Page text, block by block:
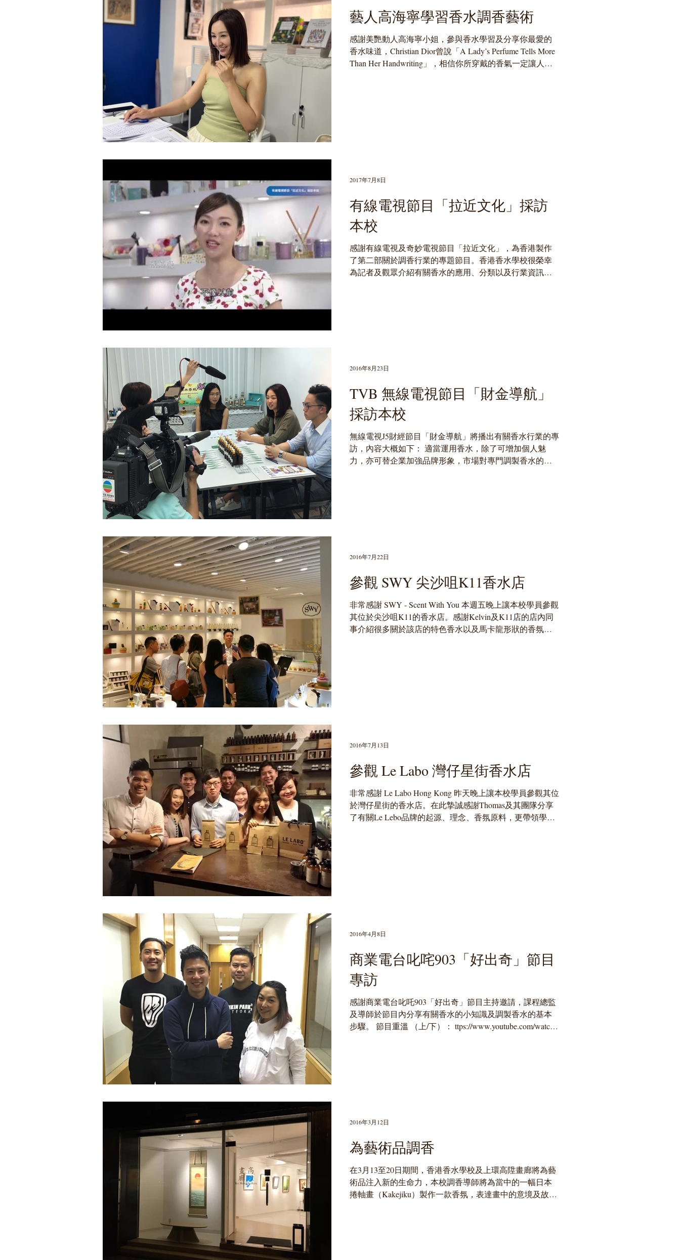
藝人高海寧學習香水調香藝術
感謝美艷動人高海寧小姐，參與香水學習及分享你最愛的
香水味道，Christian Dior曾說「A Lady’s Perfume Tells More
Than Her Handwriting」，相信你所穿戴的香氣一定讓人感
有線電視節目「拉近文化」採訪
本校
感謝有線電視及奇妙電視節目「拉近文化」，為香港製作
了第二部關於調香行業的專題節目。香港香水學校很榮幸
為記者及觀眾介紹有關香水的應用、分類以及行業資訊，
2017年7月8日
TVB 無線電視節目「財金導航」
採訪本校
無線電視J5財經節目「財金導航」將播出有關香水行業的專
訪，內容大概如下： 適當運用香水，除了可增加個人魅
力，亦可替企業加強品牌形象，市場對專門調製香水的調
2016年8月23日
參觀 SWY 尖沙咀K11香水店
非常感謝 SWY - Scent With You 本週五晚上讓本校學員參觀
其位於尖沙咀K11的香水店。感謝Kelvin及K11店的店內同
事介紹很多關於該店的特色香水以及馬卡龍形狀的香氛蠟
2016年7月22日
參觀 Le Labo 灣仔星街香水店
非常感謝 Le Labo Hong Kong 昨天晚上讓本校學員參觀其位
於灣仔星街的香水店。在此摯誠感謝Thomas及其團隊分享
了有關Le Lebo品牌的起源、理念、香氛原料，更帶領學員
2016年7月13日
商業電台叱咤903「好出奇」節目
專訪
感謝商業電台叱吒903「好出奇」節目主持邀請，課程總監
及導師於節目內分享有關香水的小知識及調製香水的基本
步驟。 節目重溫 （上/下）： ttps://www.youtube.com/watch?
2016年4月8日
為藝術品調香
在3月13至20日期間，香港香水學校及上環高陞畫廊將為藝
術品注入新的生命力，本校調香導師將為當中的一幅日本
捲軸畫（Kakejiku）製作一款香氛，表達畫中的意境及故
2016年3月12日